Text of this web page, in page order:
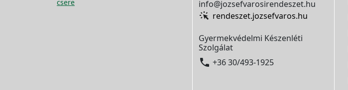
csere
info@jozsefvarosirendeszet.hu
rendeszet.jozsefvaros.hu
Gyermekvédelmi Készenléti
Szolgálat
 +36 30/493-1925